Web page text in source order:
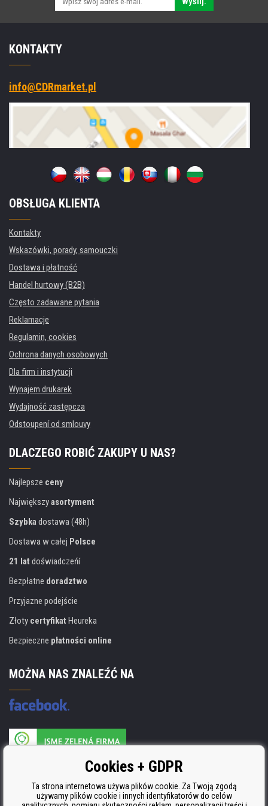
KONTAKTY
info@CDRmarket.pl
OBSŁUGA KLIENTA
Kontakty
Wskazówki, porady, samouczki
Dostawa i płatność
Handel hurtowy (B2B)
Często zadawane pytania
Reklamacje
Regulamin, cookies
Ochrona danych osobowych
Dla firm i instytucji
Wynajem drukarek
Wydajność zastępcza
Odstoupení od smlouvy
DLACZEGO ROBIĆ ZAKUPY U NAS?
Najlepsze ceny
Największyasortyment
Szybkadostawa (48h)
Dostawa w całej Polsce
21 lat doświadczeńí
Bezpłatne doradztwo
Przyjazne podejście
Złoty certyfikat Heureka
Bezpieczne płatności online
MOŻNA NAS ZNALEŹĆ NA
Producent wkładów posiada certyfikat
ISO 9001, ISO 14001 i STMC.Cookies + GDPR
Ta strona internetowa używa plików cookie. Za Twoją zgodą
używamy plików cookie i innych identyfikatorów do celów